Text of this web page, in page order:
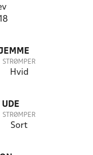
STRØMPER
Hvid
UDE
STRØMPER
Sort